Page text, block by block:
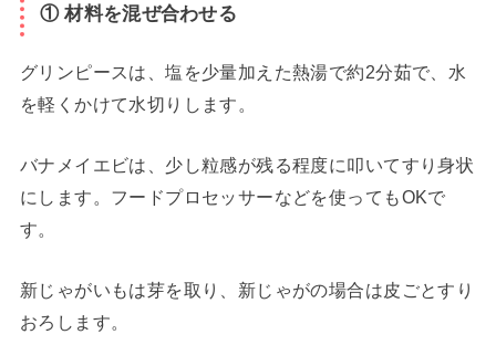
① 材料を混ぜ合わせる
グリンピースは、塩を少量加えた熱湯で約2分茹で、水
を軽くかけて水切りします。
バナメイエビは、少し粒感が残る程度に叩いてすり身状
にします。フードプロセッサーなどを使ってもOKで
す。
新じゃがいもは芽を取り、新じゃがの場合は皮ごとすり
おろします。